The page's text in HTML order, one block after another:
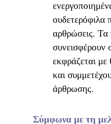
ουδετερόφιλα
αρθρώσεις. Τα
συνεισφέρουν
εκφράζεται με
και
άρθρωσης.
Σύμφωνα με τη